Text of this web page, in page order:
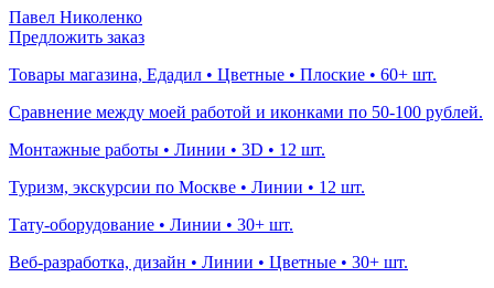
Павел Николенко
Предложить заказ
Товары магазина, Едадил • Цветные • Плоские • 60+ шт.
Сравнение между моей работой и иконками по 50-100 рублей.
Монтажные работы • Линии • 3D • 12 шт.
Туризм, экскурсии по Москве • Линии • 12 шт.
Тату-оборудование • Линии • 30+ шт.
Веб-разработка, дизайн • Линии • Цветные • 30+ шт.